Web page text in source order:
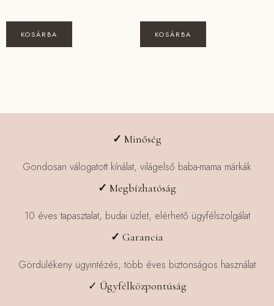
KOSÁRBA KOSÁRBA
✓ Minőség
Gondosan válogatott kínálat, világelső baba-mama márkák
✓ Megbízhatóság
10 éves tapasztalat, budai üzlet, elérhető ügyfélszolgálat
✓ Garancia
Gördülékeny ügyintézés, több éves biztonságos használat
✓ Ügyfélközpontúság